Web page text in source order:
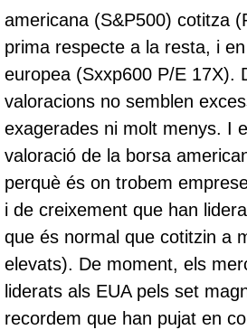
americana (S&P500) cotitza
prima respecte a la resta, i
europea (Sxxp600 P/E 17X).
valoracions no semblen
exagerades ni molt menys. I
valoració de la borsa
perquè és on trobem
i de creixement que han
que és normal que cotitzin a
elevats). De moment, els
liderats als EUA pels set
recordem que han pujat en